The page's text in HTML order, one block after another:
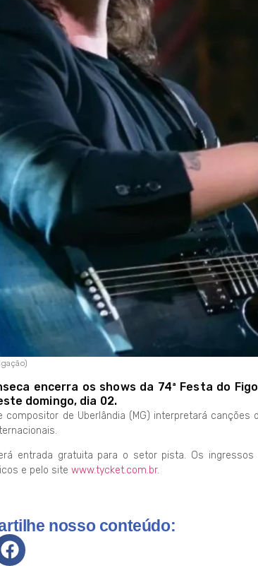
encerra os shows da 74ª Festa do
domingo, dia 02.
compositor de Uberlândia (MG) interpretará
entrada gratuita para o setor pista. Os
e pelo site www.tycket.com.br.
nosso conteúdo: